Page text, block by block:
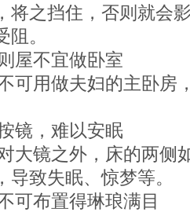
将之挡住，否则就会
。
屋不宜做卧室
可用做夫妇的主卧房
镜，难以安眠
大镜之外，床的两侧
致失眠、惊梦等。
可布置得琳琅满目